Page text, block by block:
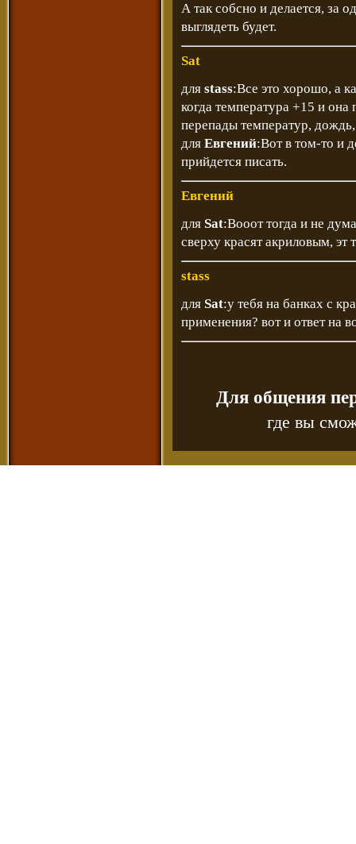
А так собсно и делается, за
выглядеть будет.
Sat
для stass:Все это хорошо, а
когда температура +15 и она
перепады температур,
для Евгений:Вот в том-то и
прийдется писать.
Евгений
для Sat:Вооот тогда и не
сверху красят акриловым, эт
stass
для Sat:у тебя на банках с
применения? вот и ответ на
Для общения
где вы